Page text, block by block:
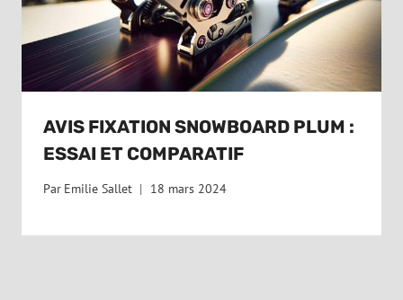
AVIS FIXATION SNOWBOARD PLUM :
ESSAI ET COMPARATIF
Par Emilie Sallet 18 mars 2024